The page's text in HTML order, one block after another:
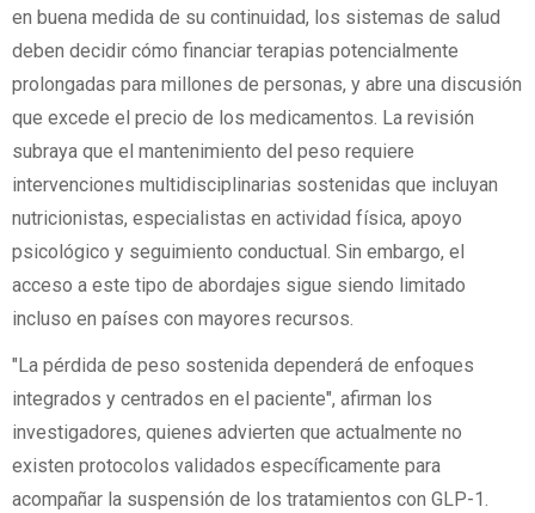
en buena medida de su continuidad, los sistemas de salud
deben decidir cómo financiar terapias potencialmente
prolongadas para millones de personas, y abre una discusión
que excede el precio de los medicamentos. La revisión
subraya que el mantenimiento del peso requiere
intervenciones multidisciplinarias sostenidas que incluyan
nutricionistas, especialistas en actividad física, apoyo
psicológico y seguimiento conductual. Sin embargo, el
acceso a este tipo de abordajes sigue siendo limitado
incluso en países con mayores recursos.
"La pérdida de peso sostenida dependerá de enfoques
integrados y centrados en el paciente", afirman los
investigadores, quienes advierten que actualmente no
existen protocolos validados específicamente para
acompañar la suspensión de los tratamientos con GLP-1.